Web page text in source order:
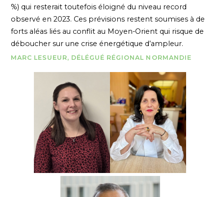
%) qui resterait toutefois éloigné du niveau record
observé en 2023. Ces prévisions restent soumises à de
forts aléas liés au conflit au Moyen-Orient qui risque de
déboucher sur une crise énergétique d’ampleur.
MARC LESUEUR, DÉLÉGUÉ RÉGIONAL NORMANDIE